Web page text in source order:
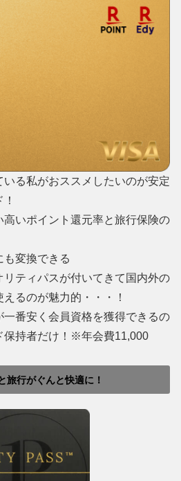
る私がおススメしたいのが安定
いポイント還元率と旅行保険の
変換できる
ティパスが付いてきて国内外の
るのが魅力的・・・！
一番安く会員資格を獲得できるの
保持者だけ！※年会費11,000
旅行がぐんと快適に！